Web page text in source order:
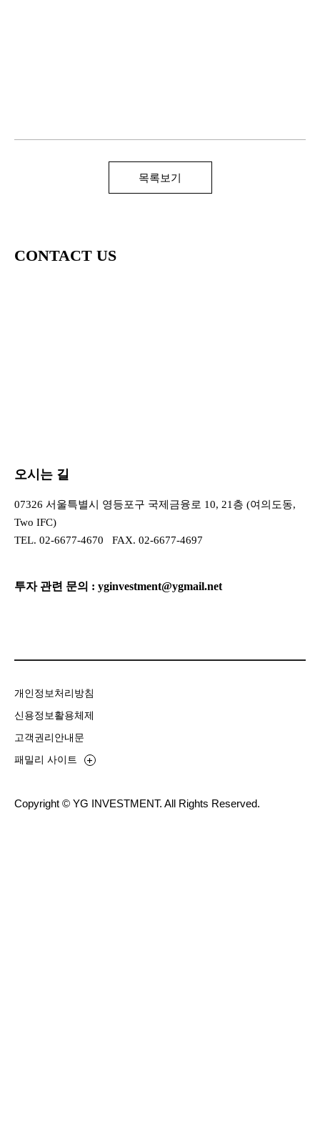
목록보기
CONTACT US
오시는 길
07326 서울특별시 영등포구 국제금융로 10, 21층 (여의도동,
Two IFC)
TEL. 02-6677-4670 FAX. 02-6677-4697
투자 관련 문의 : yginvestment@ygmail.net
Copyright © YG INVESTMENT. All Rights Reserved.
개인정보처리방침
신용정보활용체제
고객권리안내문
패밀리 사이트